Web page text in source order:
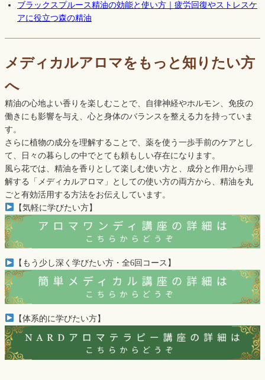
ブラックスプルース精油の効能と使い方｜疲労回復やストレスケ
アに役立つ森の精油
メディカルアロマをもっと知りたい方
へ
精油の心地よい香りを楽しむことで、自律神経やホルモン、免疫の
働きにも影響を与え、心と身体のバランスを整える力を持っていま
す。
さらに植物の成分を理解することで、薬を使う一歩手前のケアとし
て、日々の暮らしの中でとても頼もしい存在になります。
風ら花では、精油を香りとして楽しむ使い方と、成分と作用から理
解する「メディカルアロマ」としての使い方の両方から、精油を丸
ごと有効活用する方法をお伝えしています。
【気軽に学びたい方】
【もう少し深く学びたい方・全6回コース】
【体系的に学びたい方】